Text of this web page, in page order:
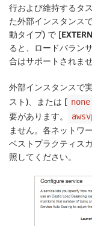
行および維持するタ
た外部インスタンス
動タイプ) で [
ると、ロードバラン
合はサポートされませ
外部インスタンスで
スト)、または [ none
要があります。
ません。各ネットワ
ベストプラクティス
照してください。